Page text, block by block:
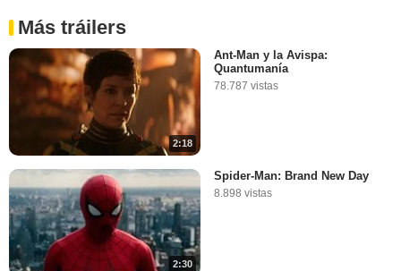
Más tráilers
2:18
Ant-Man y la Avispa:
Quantumanía
78.787 vistas
2:30
Spider-Man: Brand New Day
8.898 vistas